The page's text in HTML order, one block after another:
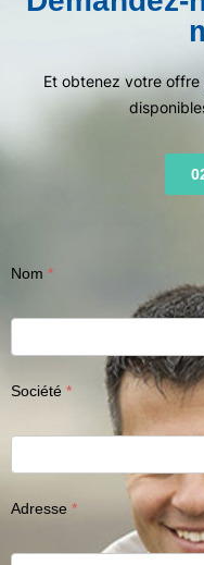
Et obtenez votre
Nom
Société
Adresse